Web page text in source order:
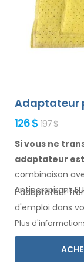
Adaptateur
126 $ 197 $
Si vous ne
adaptateur
combinaison
Antiperspirant
L'adaptateur
d'emploi dans
Plus